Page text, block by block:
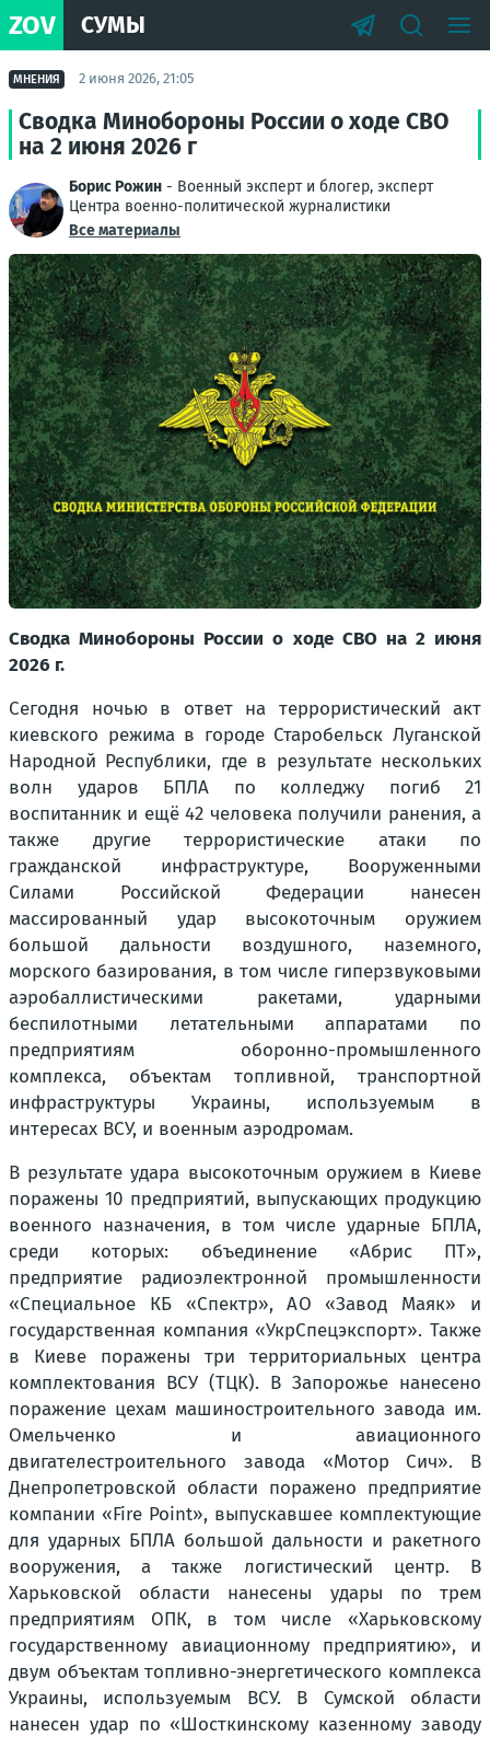
ZOV СУМЫ
МНЕНИЯ 2 июня 2026, 21:05
Сводка Минобороны России о ходе СВО
на 2 июня 2026 г
Борис Рожин - Военный эксперт и блогер, эксперт
Центра военно-политической журналистики
Все материалы
Сводка Минобороны России о ходе СВО на 2 июня
2026 г.
Сегодня ночью в ответ на террористический акт
киевского режима в городе Старобельск Луганской
Народной Республики, где в результате нескольких
волн ударов БПЛА по колледжу погиб 21
воспитанник и ещё 42 человека получили ранения, а
также другие террористические атаки по
гражданской инфраструктуре, Вооруженными
Силами Российской Федерации нанесен
массированный удар высокоточным оружием
большой дальности воздушного, наземного,
морского базирования, в том числе гиперзвуковыми
аэробаллистическими ракетами, ударными
беспилотными летательными аппаратами по
предприятиям оборонно-промышленного
комплекса, объектам топливной, транспортной
инфраструктуры Украины, используемым в
интересах ВСУ, и военным аэродромам.
В результате удара высокоточным оружием в Киеве
поражены 10 предприятий, выпускающих продукцию
военного назначения, в том числе ударные БПЛА,
среди которых: объединение «Абрис ПТ»,
предприятие радиоэлектронной промышленности
«Специальное КБ «Спектр», АО «Завод Маяк» и
государственная компания «УкрСпецэкспорт». Также
в Киеве поражены три территориальных центра
комплектования ВСУ (ТЦК). В Запорожье нанесено
поражение цехам машиностроительного завода им.
Омельченко и авиационного
двигателестроительного завода «Мотор Сич». В
Днепропетровской области поражено предприятие
компании «Fire Point», выпускавшее комплектующие
для ударных БПЛА большой дальности и ракетного
вооружения, а также логистический центр. В
Харьковской области нанесены удары по трем
предприятиям ОПК, в том числе «Харьковскому
государственному авиационному предприятию», и
двум объектам топливно-энергетического комплекса
Украины, используемым ВСУ. В Сумской области
нанесен удар по «Шосткинскому казенному заводу